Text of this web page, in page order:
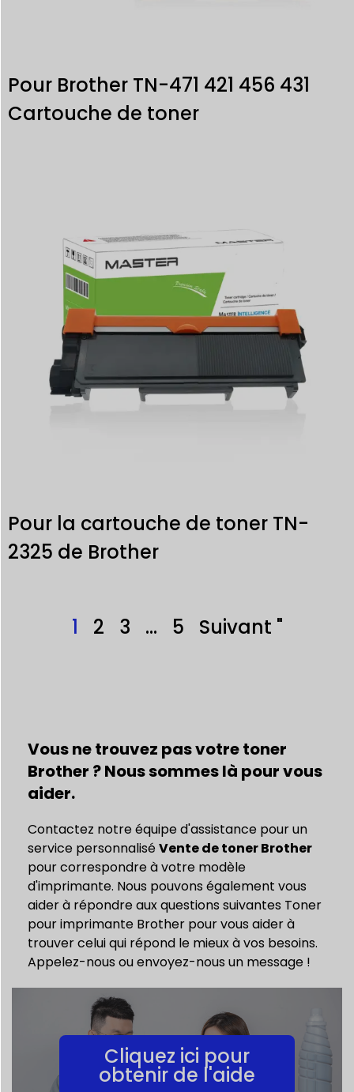
Pour Brother TN-471 421 456 431
Cartouche de toner
Pour la cartouche de toner TN-
2325 de Brother
1 2 3 … 5 Suivant "
Vous ne trouvez pas votre toner
Brother ? Nous sommes là pour vous
aider.
Contactez notre équipe d'assistance pour un
service personnaliséVente de toner Brother
pour correspondre à votre modèle
d'imprimante. Nous pouvons également vous
aider à répondre aux questions suivantes Toner
pour imprimante Brother pour vous aider à
trouver celui qui répond le mieux à vos besoins.
Appelez-nous ou envoyez-nous un message !
Cliquez ici pour
obtenir de l'aide